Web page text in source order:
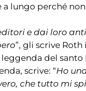
lungo perché
e dai loro
”, gli scrive
leggenda del
scrive: “Ho
che tutto mi